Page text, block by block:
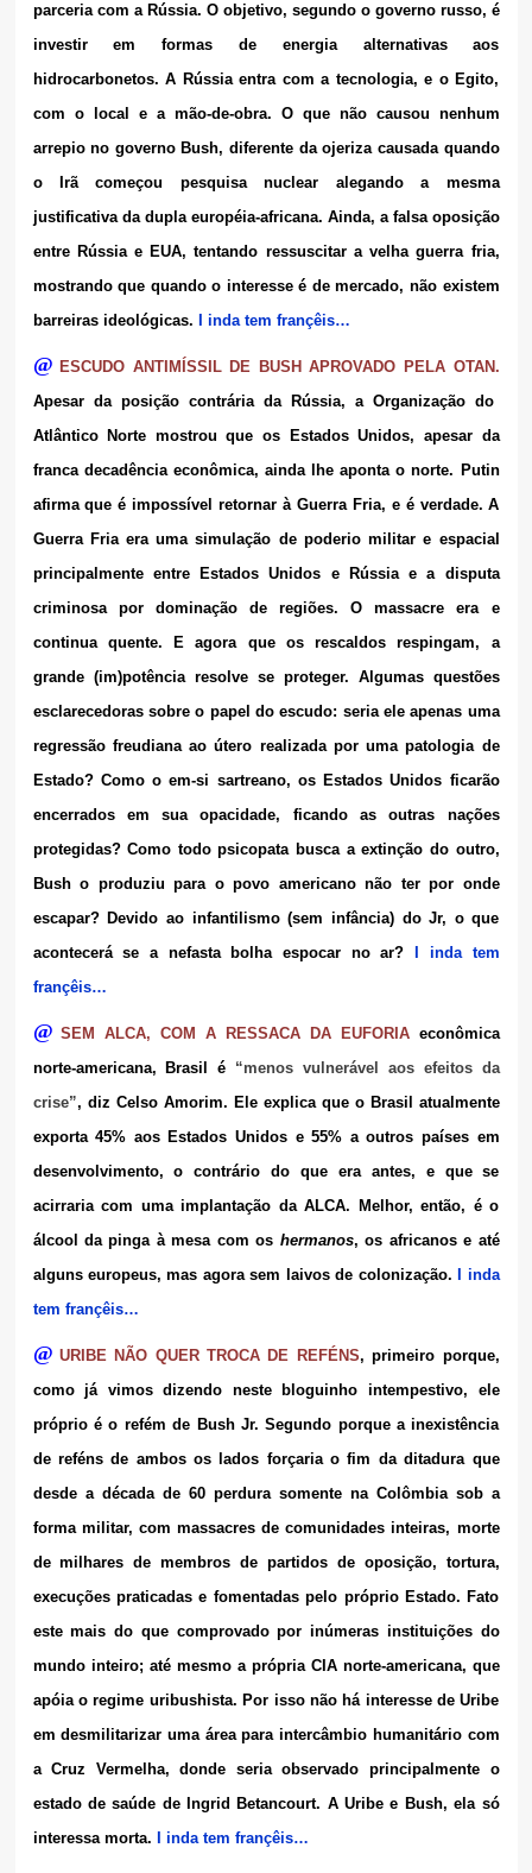
parceria com a Rússia. O objetivo, segundo o governo russo, é
investir em formas de energia alternativas aos
hidrocarbonetos. A Rússia entra com a tecnologia, e o Egito,
com o local e a mão-de-obra. O que não causou nenhum
arrepio no governo Bush, diferente da ojeriza causada quando
o Irã começou pesquisa nuclear alegando a mesma
justificativa da dupla européia-africana. Ainda, a falsa oposição
entre Rússia e EUA, tentando ressuscitar a velha guerra fria,
mostrando que quando o interesse é de mercado, não existem
barreiras ideológicas.
I inda tem françêis…
@ ESCUDO ANTIMÍSSIL DE BUSH APROVADO PELA OTAN.
Apesar da posição contrária da Rússia, a Organização do
Atlântico Norte mostrou que os Estados Unidos, apesar da
franca decadência econômica, ainda lhe aponta o norte. Putin
afirma que é impossível retornar à Guerra Fria, e é verdade. A
Guerra Fria era uma simulação de poderio militar e espacial
principalmente entre Estados Unidos e Rússia e a disputa
criminosa por dominação de regiões. O massacre era e
continua quente. E agora que os rescaldos respingam, a
grande (im)potência resolve se proteger. Algumas questões
esclarecedoras sobre o papel do escudo: seria ele apenas uma
regressão freudiana ao útero realizada por uma patologia de
Estado? Como o em-si sartreano, os Estados Unidos ficarão
encerrados em sua opacidade, ficando as outras nações
protegidas? Como todo psicopata busca a extinção do outro,
Bush o produziu para o povo americano não ter por onde
escapar? Devido ao infantilismo (sem infância) do Jr, o que
acontecerá se a nefasta bolha espocar no ar?
I inda tem
françêis…
@ SEM ALCA, COM A RESSACA DA EUFORIAeconômica
norte-americana, Brasil é “menos vulnerável aos efeitos da
crise”, diz Celso Amorim. Ele explica que o Brasil atualmente
exporta 45% aos Estados Unidos e 55% a outros países em
desenvolvimento, o contrário do que era antes, e que se
acirraria com uma implantação da ALCA. Melhor, então, é o
álcool da pinga à mesa com os hermanos, os africanos e até
alguns europeus, mas agora sem laivos de colonização.
I inda
tem françêis…
@ URIBE NÃO QUER TROCA DE REFÉNS, primeiro porque,
como já vimos dizendo neste bloguinho intempestivo, ele
próprio é o refém de Bush Jr. Segundo porque a inexistência
de reféns de ambos os lados forçaria o fim da ditadura que
desde a década de 60 perdura somente na Colômbia sob a
forma militar, com massacres de comunidades inteiras, morte
de milhares de membros de partidos de oposição, tortura,
execuções praticadas e fomentadas pelo próprio Estado. Fato
este mais do que comprovado por inúmeras instituições do
mundo inteiro; até mesmo a própria CIA norte-americana, que
apóia o regime uribushista. Por isso não há interesse de Uribe
em desmilitarizar uma área para intercâmbio humanitário com
a Cruz Vermelha, donde seria observado principalmente o
estado de saúde de Ingrid Betancourt. A Uribe e Bush, ela só
interessa morta.
I inda tem françêis…